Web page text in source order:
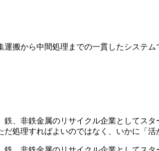
搬から中間処理までの一貫したシステム
鉄、非鉄金属のリサイクル企業としてス
処理すればよいのではなく、いかに「